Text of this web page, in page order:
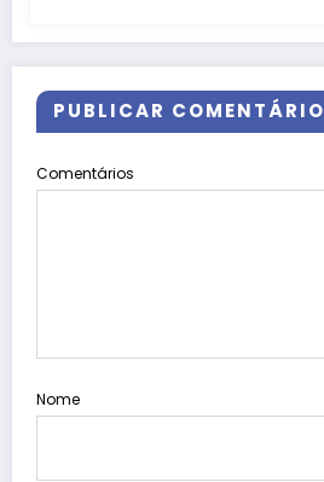
PUBLICAR COMENTÁRIO
Comentários
Nome